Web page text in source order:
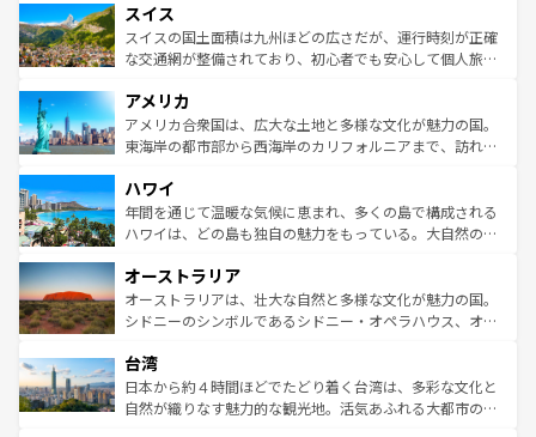
れる地方に足を運ぶとそれぞれで全く異なる文化を体験で
きるだろう。 なお、新着のフランス情報はコンテンツ一覧
を参照してほしい。
は、お酒好きな人にはぜひ体験してほしい。 なお、新着の
ドイツ情報はコンテンツ一覧を参照してほしい。
リアごとに異なる魅力がある。また、優雅なアフタヌーン
ティー、ビール好きにはたまらない英国パブ、サッカー観
戦など、本場だからこそできる体験も豊富。イギリスを旅
ンツ一覧を参照してほしい。
スイス
スイスの国土面積は九州ほどの広さだが、運行時刻が正確
な交通網が整備されており、初心者でも安心して個人旅行
の建物がそのまま残る町や、スイスならではのユニークな
博物館もあり、アルプス観光だけでなく町歩きも満喫する
ことができる。国民の所得が高いため物価も高いが、旅行
ば市内交通費無料で観光を楽しむこともできる。 なお、新
着のスイス情報はコンテンツ一覧 を参照してほしい。
アメリカ
アメリカ合衆国は、広大な土地と多様な文化が魅力の国。
東海岸の都市部から西海岸のカリフォルニアまで、訪れる
のような巨大都市は、観光、ショッピング、エンターテイ
ンメントが詰まった刺激的なスポットだ。一方、アメリカ
西部には大自然が広がり、グランドキャニオンやイエロー
部のニューオーリンズでは、音楽と美食が融合した独特の
文化が魅力。旅行者はアメリカの各地域で異なる魅力を楽
しみながら、その多様性と豊かな歴史を感じることができ
ならではの贅沢な旅のスタイルだ。 なお、新着のアメリカ
情報はコンテンツ一覧を参照してほしい。
ハワイ
年間を通じて温暖な気候に恵まれ、多くの島で構成される
ハワイは、どの島も独自の魅力をもっている。大自然の神
ワイ島は見逃せない。また、定番の観光地といえばオアフ
島だが、静かな自然を求めるならマウイ島やカウアイ島が
おすすめ。エメラルドグリーンに輝く海をはじめ、豊かな
れるおもてなしの心で訪れる人々を迎えてくれるハワイの
人々、おいしいローカルフードやハワイアンミュージッ
ク、伝統的なフラダンスなど、すべてがハワイの魅力を彩
オーストラリア
オーストラリアは、壮大な自然と多様な文化が魅力の国。
シドニーのシンボルであるシドニー・オペラハウス、オー
リアリーフや大陸中央部にそびえるウルル（エアーズロッ
ク）、タスマニアの美しい原生林やケアンズの熱帯雨林な
ど、見どころがたくさん。また、カフェやワイン、オージ
台湾
日本から約４時間ほどでたどり着く台湾は、多彩な文化と
自然が織りなす魅力的な観光地。活気あふれる大都市の台